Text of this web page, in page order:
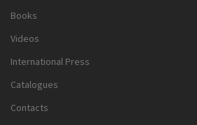
Books
Videos
International Press
Catalogues
Contacts